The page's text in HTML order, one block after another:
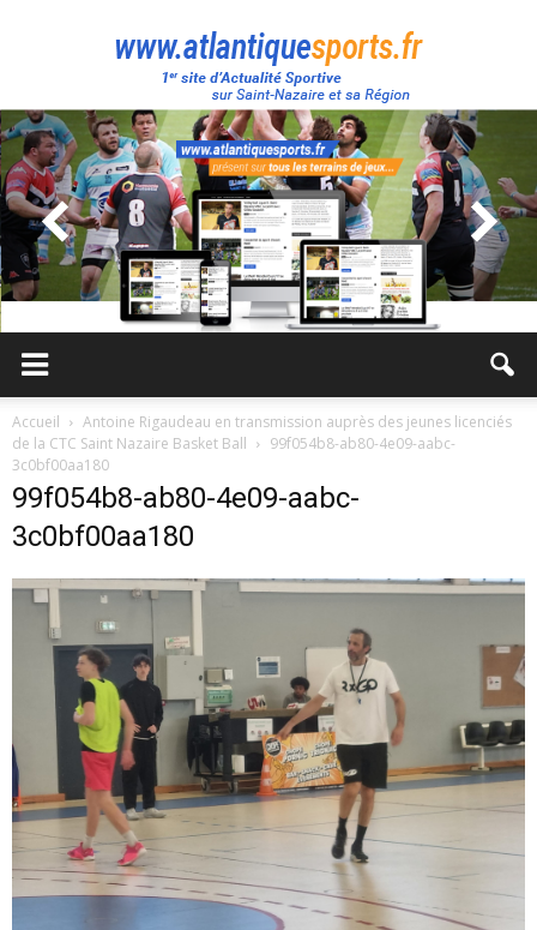
Atlantique
Sport
Accueil
Antoine Rigaudeau en transmission auprès des jeunes licenciés
de la CTC Saint Nazaire Basket Ball
99f054b8-ab80-4e09-aabc-
3c0bf00aa180
99f054b8-ab80-4e09-aabc-
3c0bf00aa180